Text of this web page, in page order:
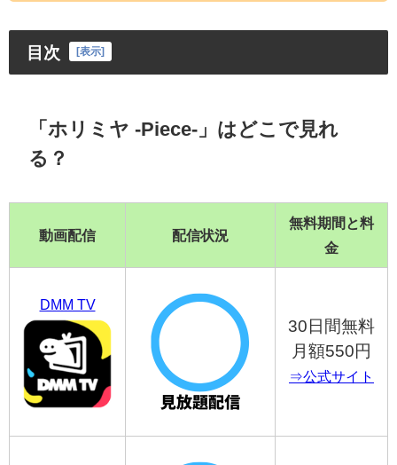
目次 [表示]
「ホリミヤ -Piece-」はどこで見れ
る？
動画配信 配信状況
無料期間と料
金
DMM TV
30日間無料
月額550円
⇒公式サイト